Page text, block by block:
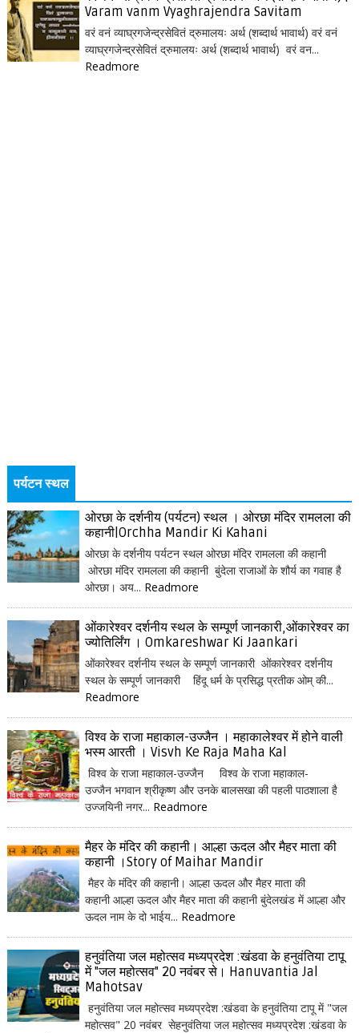
Varam vanm Vyaghrajendra Savitam
वरं वनं व्याघ्रगजेन्द्रसेवितं द्रुमालयः अर्थ (शब्दार्थ भावार्थ) वरं वनं
व्याघ्रगजेन्द्रसेवितं द्रुमालयः अर्थ (शब्दार्थ भावार्थ) वरं वन...
Readmore
पर्यटन स्थल
ओरछा के दर्शनीय (पर्यटन) स्थल । ओरछा मंदिर रामलला की
कहानी|Orchha Mandir Ki Kahani
ओरछा के दर्शनीय पर्यटन स्थल ओरछा मंदिर रामलला की कहानी
ओरछा मंदिर रामलला की कहानी बुंदेला राजाओं के शौर्य का गवाह है
ओरछा। अय... Readmore
ओंकारेश्वर दर्शनीय स्थल के सम्पूर्ण जानकारी,ओंकारेश्वर का
ज्योतिर्लिंग । Omkareshwar Ki Jaankari
ओंकारेश्वर दर्शनीय स्थल के सम्पूर्ण जानकारी ओंकारेश्वर दर्शनीय
स्थल के सम्पूर्ण जानकारी हिंदू धर्म के प्रसिद्ध प्रतीक ओम् की...
Readmore
विश्व के राजा महाकाल-उज्जैन । महाकालेश्वर में होने वाली
भस्म आरती । Visvh Ke Raja Maha Kal
विश्व के राजा महाकाल-उज्जैन विश्व के राजा महाकाल-
उज्जैन भगवान श्रीकृष्ण और उनके बालसखा की पहली पाठशाला है
उज्जयिनी नगर... Readmore
मैहर के मंदिर की कहानी। आल्हा ऊदल और मैहर माता की
कहानी ।Story of Maihar Mandir
मैहर के मंदिर की कहानी। आल्हा ऊदल और मैहर माता की
कहानी आल्हा ऊदल और मैहर माता की कहानी बुंदेलखंड में आल्हा और
ऊदल नाम के दो भाईय... Readmore
हनुवंतिया जल महोत्सव मध्यप्रदेश :खंडवा के हनुवंतिया टापू
में "जल महोत्सव" 20 नवंबर से। Hanuvantia Jal
Mahotsav
हनुवंतिया जल महोत्सव मध्यप्रदेश :खंडवा के हनुवंतिया टापू में "जल
महोत्सव" 20 नवंबर सेहनुवंतिया जल महोत्सव मध्यप्रदेश :खंडवा के